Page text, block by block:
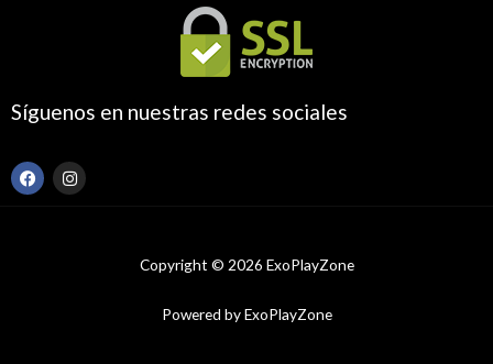
Síguenos en nuestras redes sociales
F
a
I
n
Copyright © 2026 ExoPlayZone
Powered by ExoPlayZone